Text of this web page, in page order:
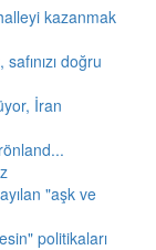
kazanmak
doğru
İran
"aşk ve
politikaları